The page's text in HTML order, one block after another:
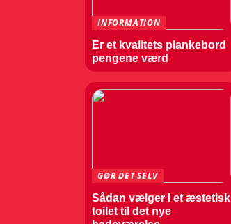
INFORMATION
Er et kvalitets plankebord
pengene værd
GØR DET SELV
Sådan vælger I et æstetisk
toilet til det nye